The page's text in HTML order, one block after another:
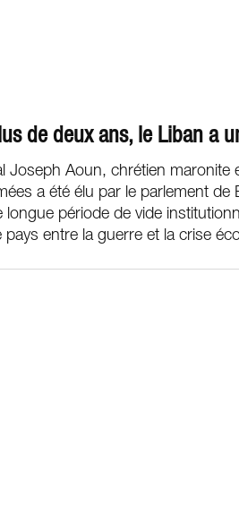
de deux ans, le Liban a
Joseph Aoun, chrétien maronite
a été élu par le parlement de
longue période de vide
pays entre la guerre et la crise